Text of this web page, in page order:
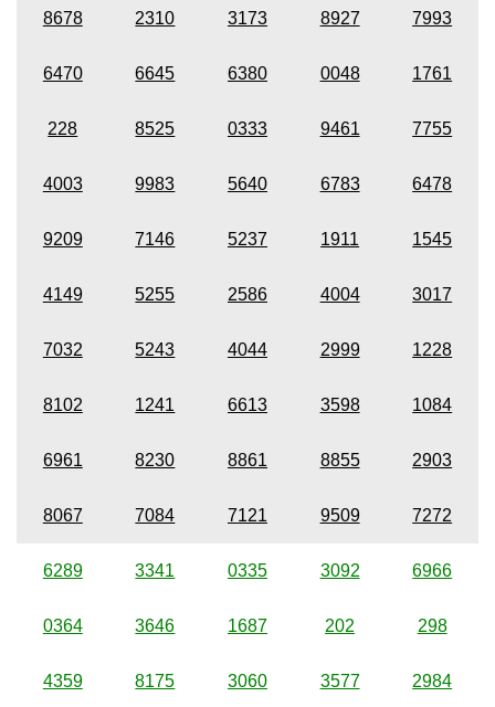
8678 2310 3173 8927 7993
6470 6645 6380 0048 1761
228 8525 0333 9461 7755
4003 9983 5640 6783 6478
9209 7146 5237 1911 1545
4149 5255 2586 4004 3017
7032 5243 4044 2999 1228
8102 1241 6613 3598 1084
6961 8230 8861 8855 2903
8067 7084 7121 9509 7272
6289 3341 0335 3092 6966
0364 3646 1687 202 298
4359 8175 3060 3577 2984